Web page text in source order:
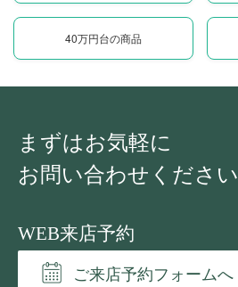
40万円台の商品
まずはお気軽に
お問い合わせください
WEB来店予約
ご来店予約フォームへ